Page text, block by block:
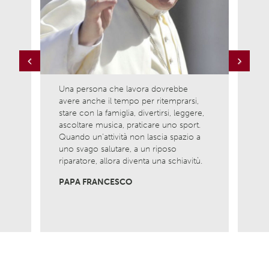
Una persona che lavora dovrebbe
avere anche il tempo per ritemprarsi,
stare con la famiglia, divertirsi, leggere,
ascoltare musica, praticare uno sport.
Quando un’attività non lascia spazio a
uno svago salutare, a un riposo
riparatore, allora diventa una schiavitù.
PAPA FRANCESCO
Previous